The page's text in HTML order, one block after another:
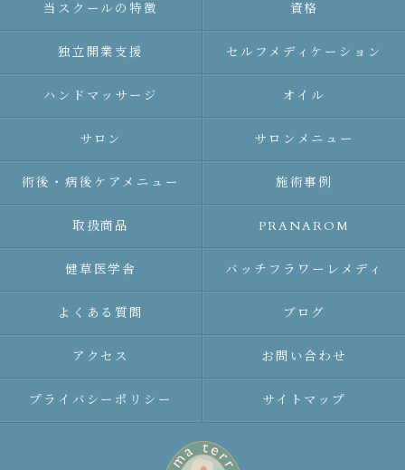
当スクールの特徴 資格
独立開業支援 セルフメディケーション
ハンドマッサージ オイル
サロン サロンメニュー
術後・病後ケアメニュー 施術事例
取扱商品 PRANAROM
健草医学舎 バッチフラワーレメディ
よくある質問 ブログ
アクセス お問い合わせ
プライバシーポリシー サイトマップ